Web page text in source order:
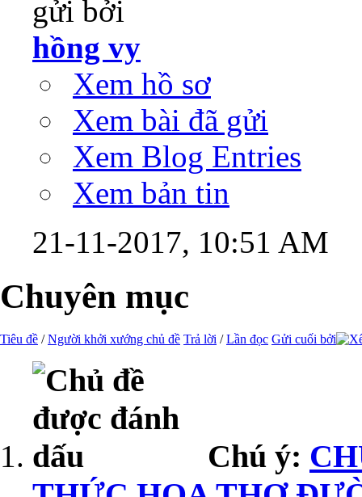
gửi bởi
hồng vy
Xem hồ sơ
Xem bài đã gửi
Xem Blog Entries
Xem bản tin
21-11-2017, 10:51 AM
Chuyên mục
Tiêu đề /Người khởi xướng chủ đề Trả lời /Lần đọc Gửi cuối bởi
Chú ý: